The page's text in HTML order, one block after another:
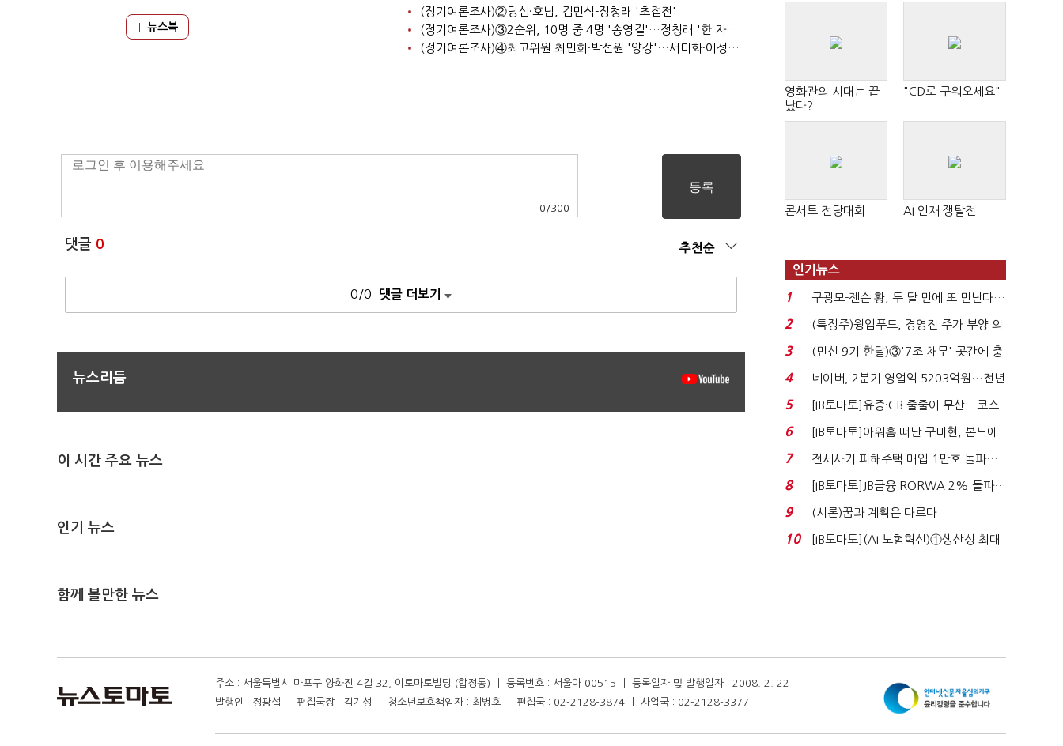
뉴스북
(정기여론조사)②당심·호남, 김민석-정청래 '초접전'
(정기여론조사)③2순위, 10명 중 4명 '송영길'…정청래 '한 자릿수'
(정기여론조사)④최고위원 최민희·박선원 '양강'…서미화·이성윤·임미애 뒤이어
0 /300
댓글 0 추천순
0/0 댓글 더보기
뉴스리듬
이 시간 주요 뉴스
인기 뉴스
함께 볼만한 뉴스
영화관의 시대는 끝
났다?
"CD로 구워오세요"
콘서트 전당대회 AI 인재 쟁탈전
인기뉴스
1
구광모-젠슨 황, 두 달 만에 또 만난다…
로봇·AI 등 논...
2
(특징주)윙입푸드, 경영진 주가 부양 의
지에 상한가...
3
(민선 9기 한달)③'7조 채무' 곳간에 충
격…추미애, 20년...
4
네이버, 2분기 영업익 5203억원…전년
비 0.2% 감소...
5
[IB토마토]유증·CB 줄줄이 무산…코스
닥 벌점 급증에 ...
6
[IB토마토]아워홈 떠난 구미현, 본느에
340억 베팅…가...
7
전세사기 피해주택 매입 1만호 돌파…
누적 피해자 4만2...
8
[IB토마토]JB금융 RORWA 2% 돌파…
실적 견인은 은행 ...
9 (시론)꿈과 계획은 다르다
10
[IB토마토](AI 보험혁신)①생산성 최대
주소 : 서울특별시 마포구 양화진 4길 32, 이토마토빌딩 (합정동) ㅣ 등록번호 : 서울아 00515 ㅣ 등록일자 및 발행일자 : 2008. 2. 22
발행인 : 정광섭 ㅣ 편집국장 : 김기성 ㅣ 청소년보호책임자 : 최병호 ㅣ 편집국 : 02-2128-3874 ㅣ 사업국 : 02-2128-3377